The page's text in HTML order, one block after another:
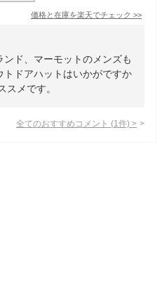
価格と在庫を楽天でチェック >>
ド、マーモットのメンズも
トドアハットはいかがですか
スメです。
全てのおすすめコメント (1 件) >